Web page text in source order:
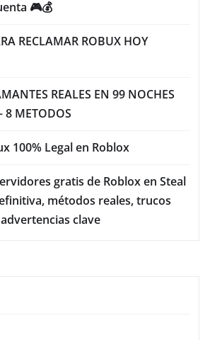
🎮💰
RECLAMAR ROBUX HOY
REALES EN 99 NOCHES
8 METODOS
100% Legal en Roblox
gratis de Roblox en Steal
métodos reales, trucos
clave